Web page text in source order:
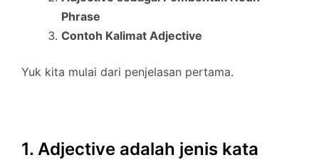
Phrase
Contoh Kalimat Adjective
Yuk kita mulai dari penjelasan pertama.
1. Adjective adalah jenis kata